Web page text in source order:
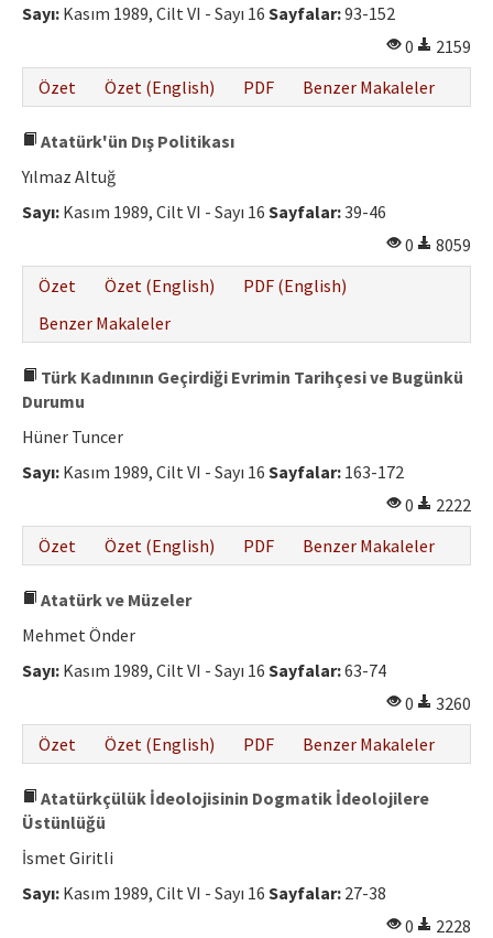
Sayı: Kasım 1989, Cilt VI - Sayı 16 Sayfalar:93-152
0
2159
Özet
Özet (English) PDF Benzer Makaleler
Atatürk'ün Dış Politikası
Yılmaz Altuğ
Sayı: Kasım 1989, Cilt VI - Sayı 16 Sayfalar:39-46
0
8059
Özet
Özet (English)
PDF (English)
Benzer Makaleler
Türk Kadınının Geçirdiği Evrimin Tarihçesi ve Bugünkü
Durumu
Hüner Tuncer
Sayı: Kasım 1989, Cilt VI - Sayı 16 Sayfalar: 163-172
0
2222
Özet
Özet (English) PDF Benzer Makaleler
Atatürk ve Müzeler
Mehmet Önder
Sayı: Kasım 1989, Cilt VI - Sayı 16 Sayfalar:63-74
0
3260
Özet
Özet (English) PDF Benzer Makaleler
Atatürkçülük İdeolojisinin Dogmatik İdeolojilere
Üstünlüğü
İsmet Giritli
Sayı: Kasım 1989, Cilt VI - Sayı 16 Sayfalar: 27-38
0
2228